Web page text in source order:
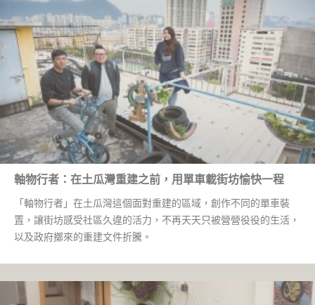
軸物行者：在土瓜灣重建之前，用單車載街坊愉快一程
「軸物行者」在土瓜灣這個面對重建的區域，創作不同的單車裝
置，讓街坊感受社區久違的活力，不再天天只被營營役役的生活，
以及政府擲來的重建文件折騰。